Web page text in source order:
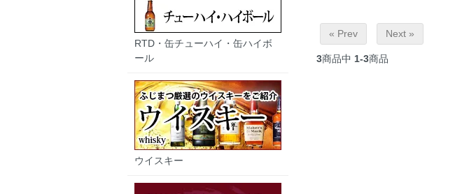
« Prev Next »
3商品中 1-3商品
RTD・缶チューハイ・缶ハイボ
ール
ウイスキー